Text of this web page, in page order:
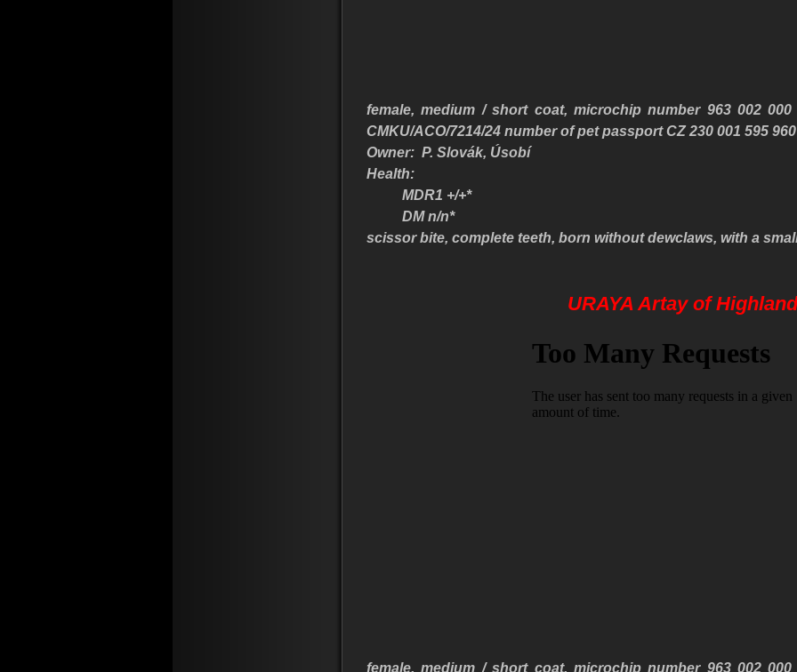
female, medium / short coat, microchip number 963 002 000
CMKU/ACO/7214/24 number of pet passport CZ 230 001 595 960
Owner: P. Slovák, Úsobí
Health:
MDR1 +/+*
DM n/n*
scissor bite, complete teeth, born without dewclaws, with a
URAYA Artay of Highland
female, medium / short coat, microchip number 963 002 000